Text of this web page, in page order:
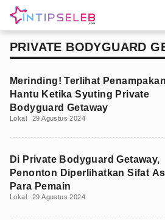
PRIVATE BODYGUARD
Merinding! Terlihat Penampakan
Hantu Ketika Syuting Private
Bodyguard Getaway
Lokal 29 Agustus 2024
Di Private Bodyguard Getaway,
Penonton Diperlihatkan Sifat
Para Pemain
Lokal 29 Agustus 2024